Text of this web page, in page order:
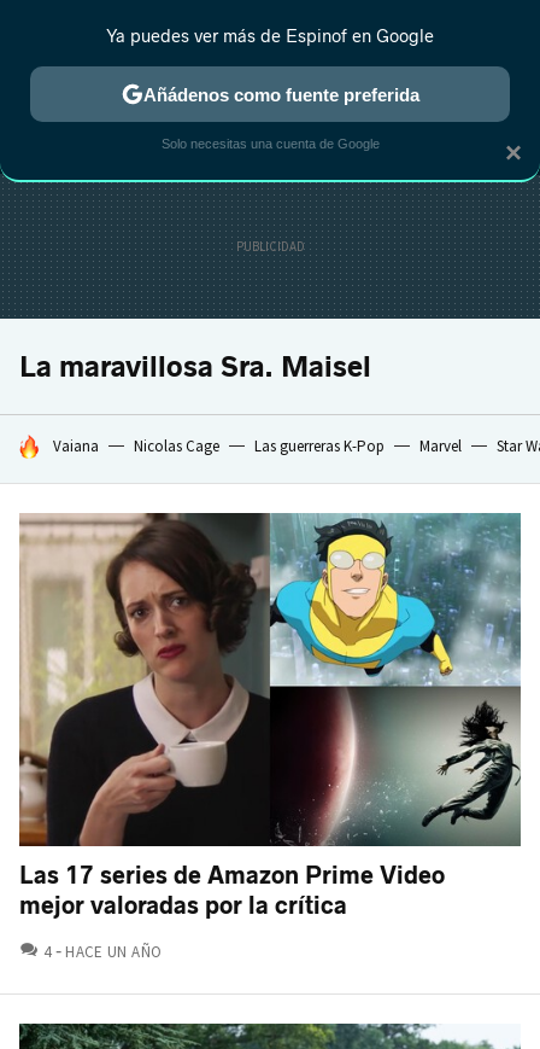
MENÚ NUEVO
ESTRENOS REALITY ANIME RANKINGS CINE
La maravillosa Sra. Maisel
HOY SE HABLA DE
Vaiana Nicolas Cage Las guerreras K-Pop Marvel Star
Las 17 series de Amazon Prime Video
mejor valoradas por la crítica
4 COMENTARIOS
HACE UN AÑO
×
Ya puedes ver más de Espinof en Google
Añádenos como fuente preferida
Solo necesitas una cuenta de Google